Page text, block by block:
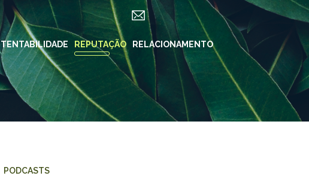
REPUTAÇÃO RELACIONAMENTO
EN ES
Klabin ForYou
Klabin Carreiras
REDES SOCIAIS
Instagram
PODCASTS